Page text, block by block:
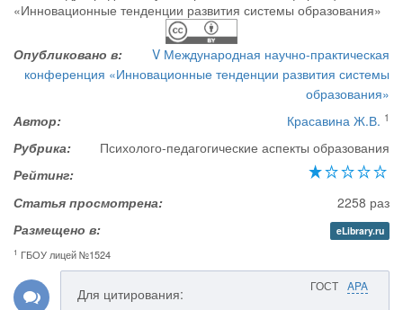
Опубликовано в:
V Международная научно-практическая
конференция «Инновационные тенденции развития системы
образования»
Автор:
Красавина Ж.В. 1
Рубрика:
Психолого-педагогические аспекты образования
Рейтинг:
Статья просмотрена:
2258 раз
Размещено в:
eLibrary.ru
1 ГБОУ лицей №1524
ГОСТ APA
Для цитирования: